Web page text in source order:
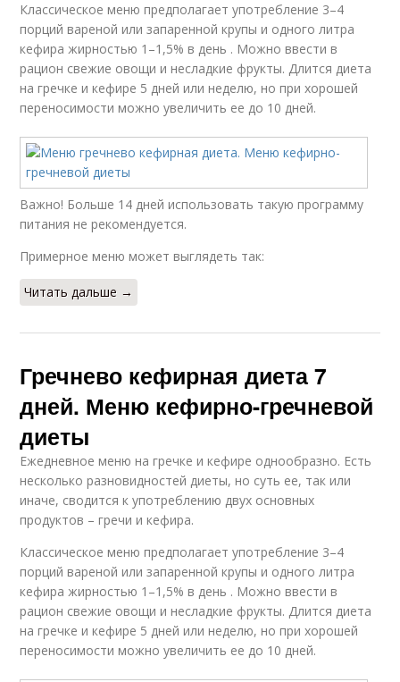
Классическое меню предполагает употребление 3–4
порций вареной или запаренной крупы и одного литра
кефира жирностью 1–1,5% в день . Можно ввести в
рацион свежие овощи и несладкие фрукты. Длится диета
на гречке и кефире 5 дней или неделю, но при хорошей
переносимости можно увеличить ее до 10 дней.
Важно! Больше 14 дней использовать такую программу
питания не рекомендуется.
Примерное меню может выглядеть так:
Читать дальше →
Гречнево кефирная диета 7
дней. Меню кефирно-гречневой
диеты
Ежедневное меню на гречке и кефире однообразно. Есть
несколько разновидностей диеты, но суть ее, так или
иначе, сводится к употреблению двух основных
продуктов – гречи и кефира.
Классическое меню предполагает употребление 3–4
порций вареной или запаренной крупы и одного литра
кефира жирностью 1–1,5% в день . Можно ввести в
рацион свежие овощи и несладкие фрукты. Длится диета
на гречке и кефире 5 дней или неделю, но при хорошей
переносимости можно увеличить ее до 10 дней.